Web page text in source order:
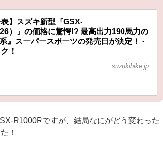
表】スズキ新型『GSX-
）』の価格に驚愕!? 最高出力190馬力の
』スーパースポーツの発売日が決定！ -
！
suzukibike.jp
R1000Rですが、結局なにがどう変わった
！